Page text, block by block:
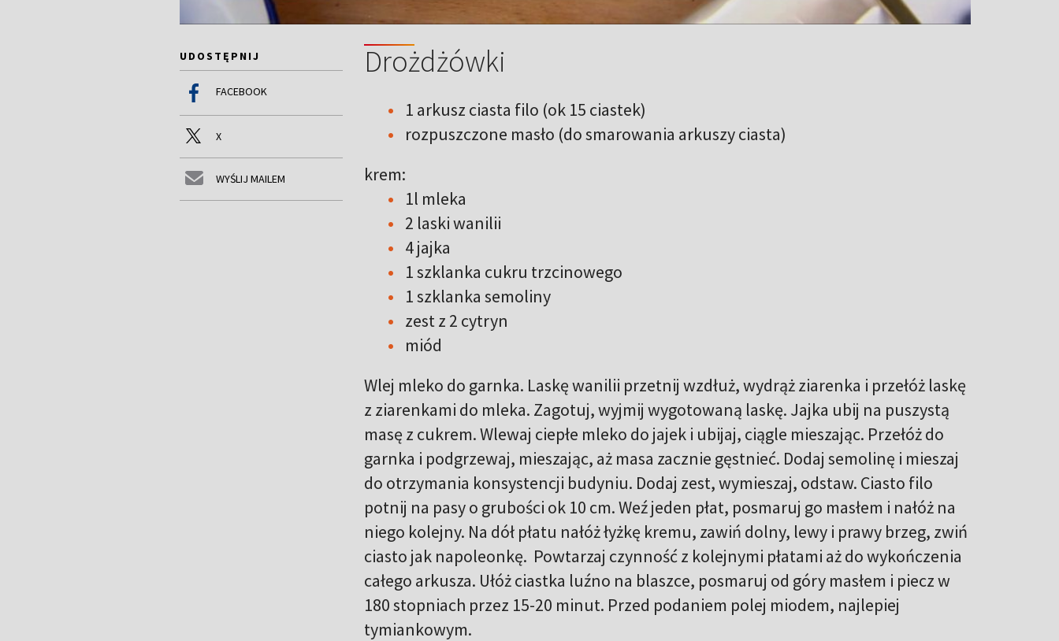
UDOSTĘPNIJ
FACEBOOK
X
WYŚLIJ MAILEM
Drożdżówki
1 arkusz ciasta filo (ok 15 ciastek)
rozpuszczone masło (do smarowania arkuszy ciasta)
krem:
1l mleka
2 laski wanilii
4 jajka
1 szklanka cukru trzcinowego
1 szklanka semoliny
zest z 2 cytryn
miód
Wlej mleko do garnka. Laskę wanilii przetnij wzdłuż, wydrąż ziarenka i przełóż laskę
z ziarenkami do mleka. Zagotuj, wyjmij wygotowaną laskę. Jajka ubij na puszystą
masę z cukrem. Wlewaj ciepłe mleko do jajek i ubijaj, ciągle mieszając. Przełóż do
garnka i podgrzewaj, mieszając, aż masa zacznie gęstnieć. Dodaj semolinę i mieszaj
do otrzymania konsystencji budyniu. Dodaj zest, wymieszaj, odstaw. Ciasto filo
potnij na pasy o grubości ok 10 cm. Weź jeden płat, posmaruj go masłem i nałóż na
niego kolejny. Na dół płatu nałóż łyżkę kremu, zawiń dolny, lewy i prawy brzeg, zwiń
ciasto jak napoleonkę. Powtarzaj czynność z kolejnymi płatami aż do wykończenia
całego arkusza. Ułóż ciastka luźno na blaszce, posmaruj od góry masłem i piecz w
180 stopniach przez 15-20 minut. Przed podaniem polej miodem, najlepiej
tymiankowym.